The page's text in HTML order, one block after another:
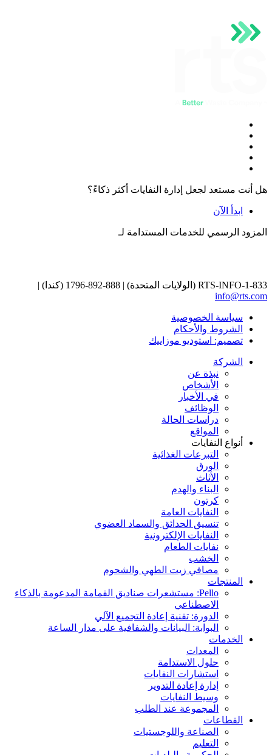
هل أنت مستعد لجعل إدارة النفايات أكثر ذكاءً؟
ابدأ الآن
المزود الرسمي للخدمات المستدامة لـ
1-833-RTS-INFO (الولايات المتحدة) | 888-892-1796 (كندا) |
info@rts.com
سياسة الخصوصية
الشروط والأحكام
تصميم: استوديو موزاييك
الشركة
نبذة عن
الأشخاص
في الأخبار
الوظائف
دراسات الحالة
المواقع
أنواع النفايات
التبرعات الغذائية
الورق
الأثاث
البناء والهدم
كرتون
النفايات العامة
تنسيق الحدائق والسماد العضوي
النفايات الإلكترونية
نفايات الطعام
الخشب
مصافي زيت الطهي والشحوم
المنتجات
Pello: مستشعرات صناديق القمامة المدعومة بالذكاء
الاصطناعي
الدورة: تقنية إعادة التجميع الآلي
البوابة: البيانات والشفافية على مدار الساعة
الخدمات
المعدات
حلول الاستدامة
استشارات النفايات
إدارة إعادة التدوير
وسيط النفايات
المجموعة عند الطلب
القطاعات
الصناعة واللوجستيات
التعليم